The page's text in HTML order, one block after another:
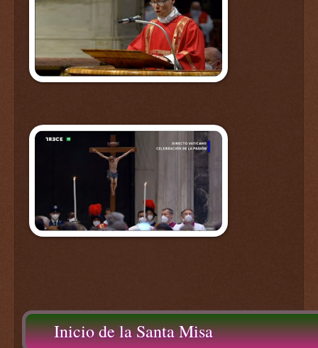
Inicio de la Santa Misa